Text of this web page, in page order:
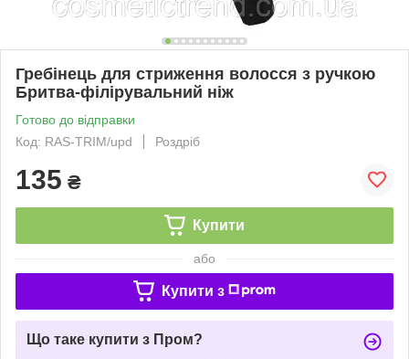
Гребінець для стриження волосся з ручкою
Бритва-філірувальний ніж
Готово до відправки
Код: RAS-TRIM/upd
Роздріб
135 ₴
Купити
або
Купити з
Що таке купити з Пром?